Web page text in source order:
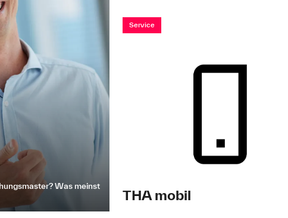
Was meinst
Service
THA mobil